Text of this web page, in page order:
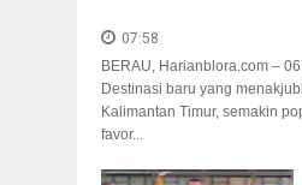
07:58
BERAU, Harianblora.com –
Destinasi baru yang
Kalimantan Timur, semakin
favor...